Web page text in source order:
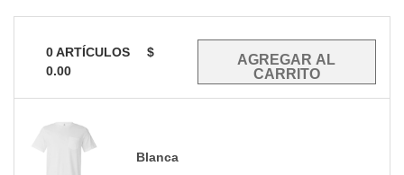
0ARTÍCULOS
$
0.00
Blanca